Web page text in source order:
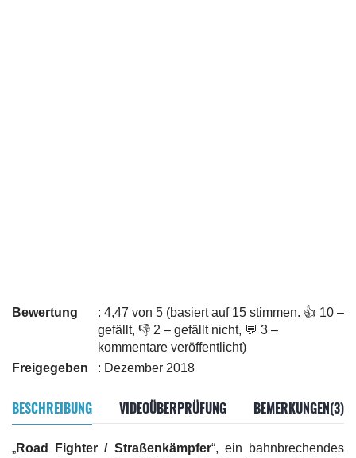
Bewertung
: 4,47 von 5 (basiert auf 15 stimmen. 👍 10 –
gefällt, 👎 2 – gefällt nicht, 💬 3 –
kommentare veröffentlicht)
Freigegeben
: Dezember 2018
BESCHREIBUNG VIDEOÜBERPRÜFUNG BEMERKUNGEN(3)
„Road Fighter / Straßenkämpfer“, ein bahnbrechendes